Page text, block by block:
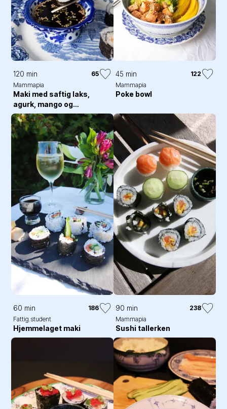
120 min
65
Mammapia
Maki med saftig laks,
agurk, mango og
chilimajones
45 min
122
Mammapia
Poke bowl
60 min
186
Fattig.student
Hjemmelaget maki
90 min
238
Mammapia
Sushi tallerken